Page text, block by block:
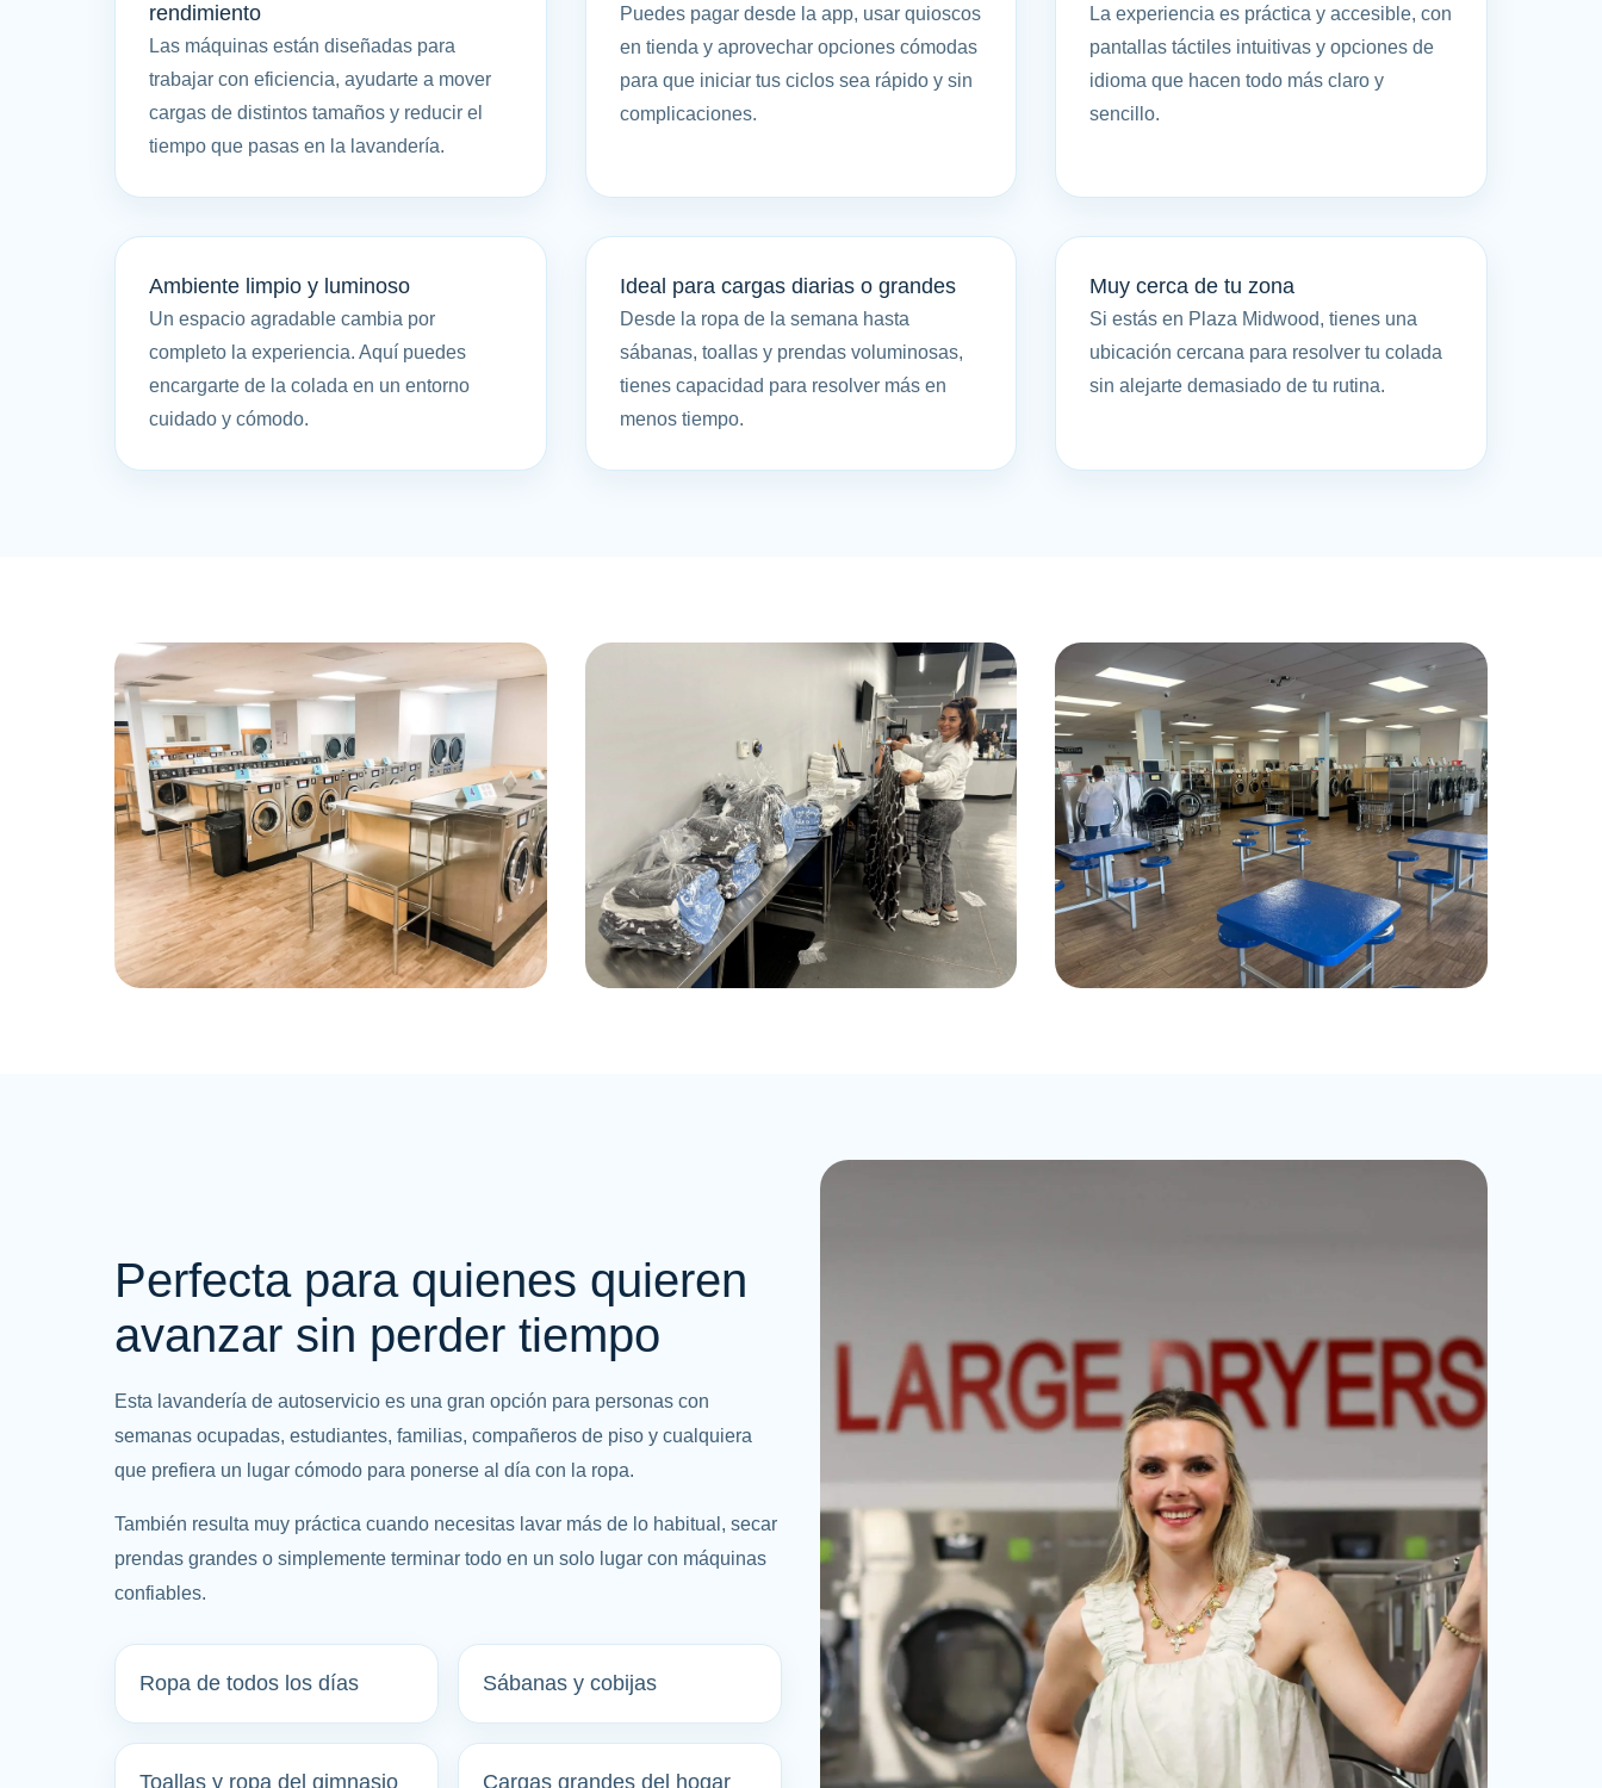
rendimiento
Las máquinas están diseñadas para
trabajar con eficiencia, ayudarte a mover
cargas de distintos tamaños y reducir el
tiempo que pasas en la lavandería.
Puedes pagar desde la app, usar quioscos
en tienda y aprovechar opciones cómodas
para que iniciar tus ciclos sea rápido y sin
complicaciones.
La experiencia es práctica y accesible, con
pantallas táctiles intuitivas y opciones de
idioma que hacen todo más claro y
sencillo.
Ambiente limpio y luminoso
Un espacio agradable cambia por
completo la experiencia. Aquí puedes
encargarte de la colada en un entorno
cuidado y cómodo.
Ideal para cargas diarias o grandes
Desde la ropa de la semana hasta
sábanas, toallas y prendas voluminosas,
tienes capacidad para resolver más en
menos tiempo.
Muy cerca de tu zona
Si estás en Plaza Midwood, tienes una
ubicación cercana para resolver tu colada
sin alejarte demasiado de tu rutina.
Perfecta para quienes quieren
avanzar sin perder tiempo
Esta lavandería de autoservicio es una gran opción para personas con
semanas ocupadas, estudiantes, familias, compañeros de piso y cualquiera
que prefiera un lugar cómodo para ponerse al día con la ropa.
También resulta muy práctica cuando necesitas lavar más de lo habitual, secar
prendas grandes o simplemente terminar todo en un solo lugar con máquinas
confiables.
Ropa de todos los días Sábanas y cobijas
Toallas y ropa del gimnasio Cargas grandes del hogar